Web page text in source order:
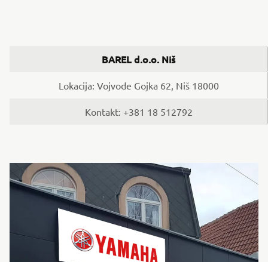
BAREL d.o.o. Niš
Lokacija: Vojvode Gojka 62, Niš 18000
Kontakt: +381 18 512792